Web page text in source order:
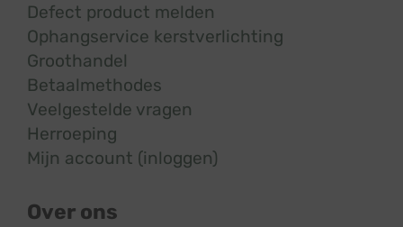
Defect product melden
Ophangservice kerstverlichting
Groothandel
Betaalmethodes
Veelgestelde vragen
Herroeping
Mijn account (inloggen)
Over ons